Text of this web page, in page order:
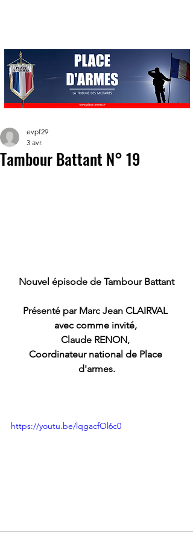
Tambour Battant N° 19
evpf29
3 avr.
Nouvel épisode de Tambour Battant
Présenté par Marc Jean CLAIRVAL
avec comme invité,
Claude RENON,
Coordinateur national de Place
d'armes.
https://youtu.be/lqgacfOl6c0